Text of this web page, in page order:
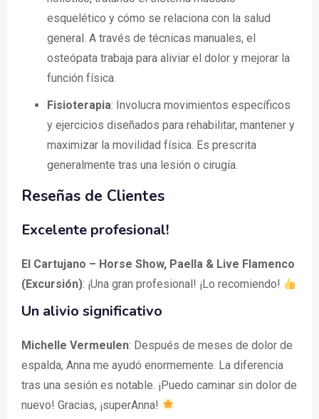
esquelético y cómo se relaciona con la salud
general. A través de técnicas manuales, el
osteópata trabaja para aliviar el dolor y mejorar la
función física.
Fisioterapia: Involucra movimientos específicos
y ejercicios diseñados para rehabilitar, mantener y
maximizar la movilidad física. Es prescrita
generalmente tras una lesión o cirugía.
Reseñas de Clientes
Excelente profesional!
El Cartujano – Horse Show, Paella & Live Flamenco
(Excursión): ¡Una gran profesional! ¡Lo recomiendo!
Un alivio significativo
Michelle Vermeulen: Después de meses de dolor de
espalda, Anna me ayudó enormemente. La diferencia
tras una sesión es notable. ¡Puedo caminar sin dolor de
nuevo! Gracias, ¡superAnna!